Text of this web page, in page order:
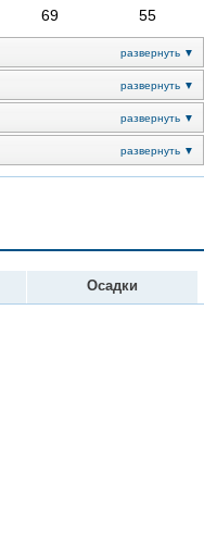
69 55
развернуть ▼
развернуть ▼
развернуть ▼
развернуть ▼
Осадки